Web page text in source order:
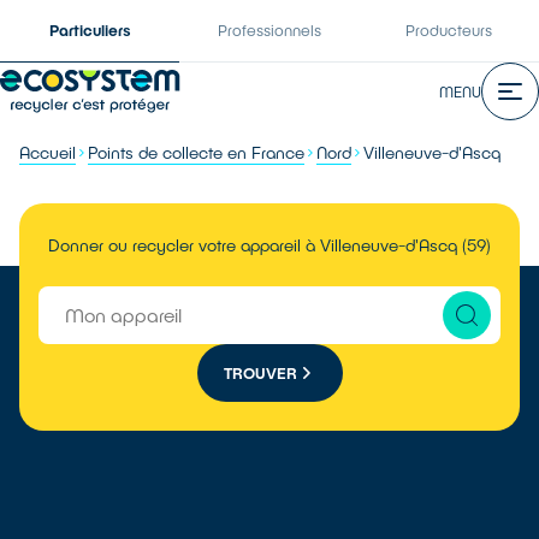
Particuliers Professionnels Producteurs
MENU
Accueil Points de collecte en France Nord Villeneuve-d'Ascq
Donner ou recycler votre appareil à Villeneuve-d'Ascq (59)
TROUVER